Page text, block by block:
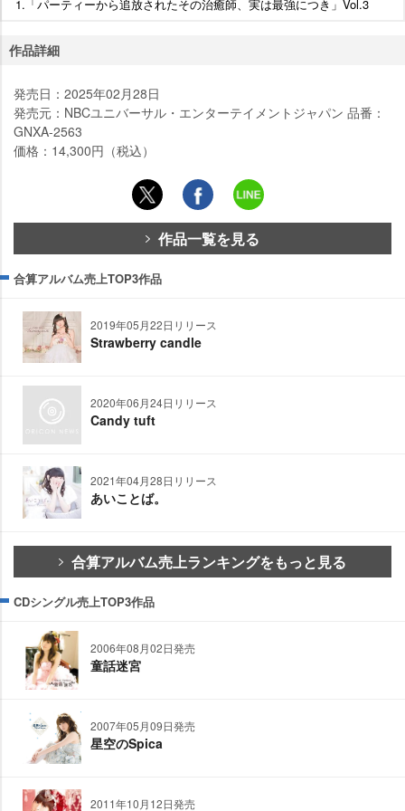
1.「パーティーから追放されたその治癒師、実は最強につき」Vol.3
作品詳細
発売日：2025年02月28日
発売元：NBCユニバーサル・エンターテイメントジャパン 品番：
GNXA-2563
価格：14,300円（税込）
作品一覧を見る
合算アルバム売上TOP3作品
2019年05月22日リリース
Strawberry candle
2020年06月24日リリース
Candy tuft
2021年04月28日リリース
あいことば。
合算アルバム売上ランキングをもっと見る
CDシングル売上TOP3作品
2006年08月02日発売
童話迷宮
2007年05月09日発売
星空のSpica
2011年10月12日発売